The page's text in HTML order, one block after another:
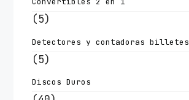
(5)
Detectores y contadoras billetes
(5)
Discos Duros